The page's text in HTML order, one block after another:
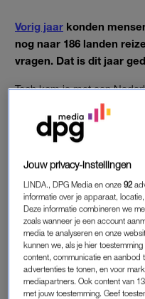
Vorig jaar konden
nog naar 186 landen
vragen. Dat is dit jaar
Toch kom je met een
dan veel andere
De Henley Passport Index
gekeken hoeveel landen je
paspoort, zonder
Aziatische landen
winnaars met 189
gezakt.
Dit is de top 5:
Jouw privacy-instellingen
LINDA., DPG Media en onze92
informatie over je apparaat,
Deze informatie combineren we
zoals wanneer je een account
media te analyseren en onze
kunnen we, als je hier
content, communicatie en aanbod
advertenties te tonen, en voor
mediapartners. Ook content van
met jouw toestemming. Geef